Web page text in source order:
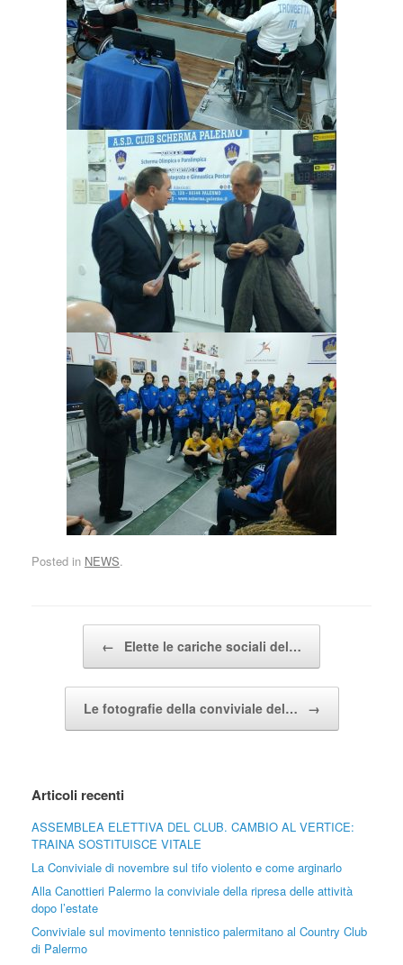
Posted in NEWS.
← Elette le cariche sociali del…
Le fotografie della conviviale del… →
Articoli recenti
ASSEMBLEA ELETTIVA DEL CLUB. CAMBIO AL VERTICE:
TRAINA SOSTITUISCE VITALE
La Conviviale di novembre sul tifo violento e come arginarlo
Alla Canottieri Palermo la conviviale della ripresa delle attività
dopo l’estate
Conviviale sul movimento tennistico palermitano al Country Club
di Palermo